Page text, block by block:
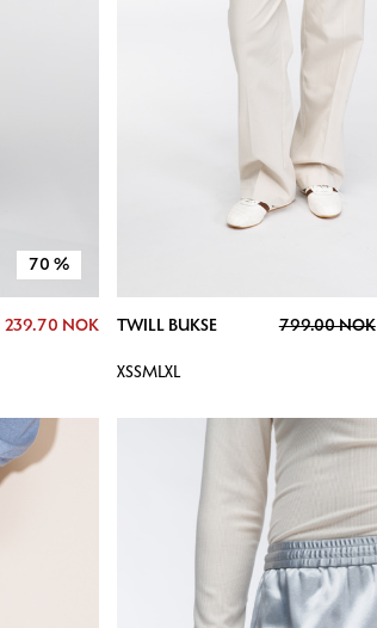
70 %
239.70 NOK TWILL BUKSE 799.00 NOK
XSSMLXL